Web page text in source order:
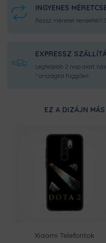
INGYENES
Rossz méretet rendeltél?
EXPRESSZ
Legfeljebb 2 nap alatt
* országtól függően
EZ A DIZÁJN MÁS
Xiaomi Telefontok